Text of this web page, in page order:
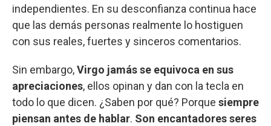
independientes. En su desconfianza continua hace
que las demás personas realmente lo hostiguen
con sus reales, fuertes y sinceros comentarios.
Sin embargo,Virgo jamás se equivoca en sus
apreciaciones, ellos opinan y dan con la tecla en
todo lo que dicen. ¿Saben por qué? Porque siempre
piensan antes de hablar. Son encantadores seres